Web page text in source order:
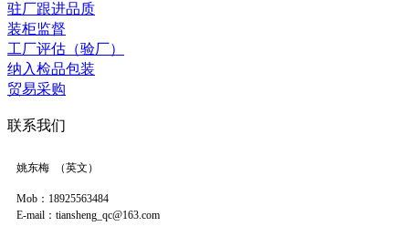
驻厂跟进品质
装柜监督
工厂评估（验厂）
纳入检品包装
贸易采购
联系我们
姚东梅 （英文 ）
Mob：18925563484
E-mail：tiansheng_qc@163.com